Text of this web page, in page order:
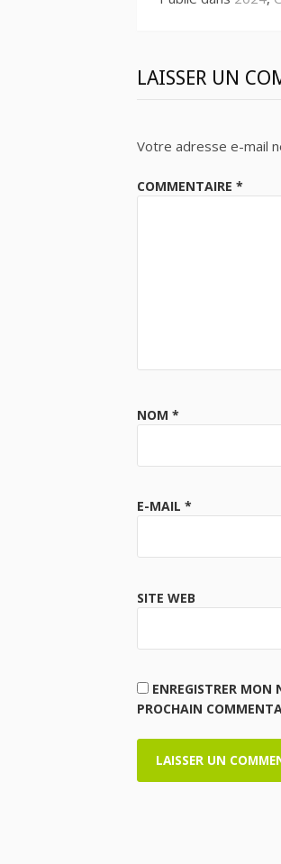
LAISSER UN
Votre adresse e-mail
COMMENTAIRE *
NOM *
E-MAIL *
SITE WEB
ENREGISTRER
PROCHAIN